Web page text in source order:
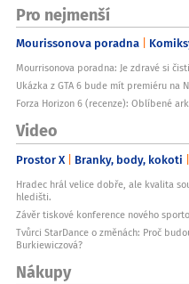
Pro nejmenší
Mourissonova poradna
Mourrisonova poradna: Je zdravé si
Ukázka z GTA 6 bude mít premiéru na
Forza Horizon 6 (recenze): Oblíbené
Video
Prostor X Branky, body, kokoti
Hradec hrál velice dobře, ale kvalita
hledišti.
Závěr tiskové konference nového
Tvůrci StarDance o změnách: Proč
Burkiewiczová?
Nákupy